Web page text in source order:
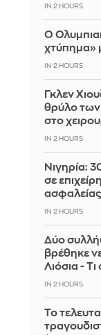
IN 2 HOURS
Ο
χτύπημα»
IN 2 HOURS
Γκλεν
θρύλο των
στο
IN 2 HOURS
Νιγηρία:
σε
ασφαλείας
IN 2 HOURS
Δύο
βρέθηκε
Λιόσια -
IN 2 HOURS
Το